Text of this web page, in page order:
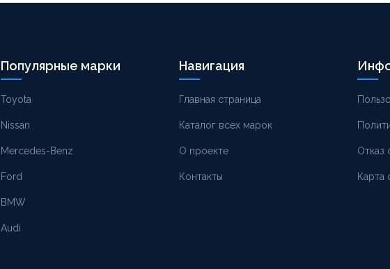
Популярные марки
Toyota
Nissan
Mercedes-Benz
Ford
BMW
Audi
Навигация
Главная страница
Каталог всех марок
О проекте
Контакты
Отказ
Карта